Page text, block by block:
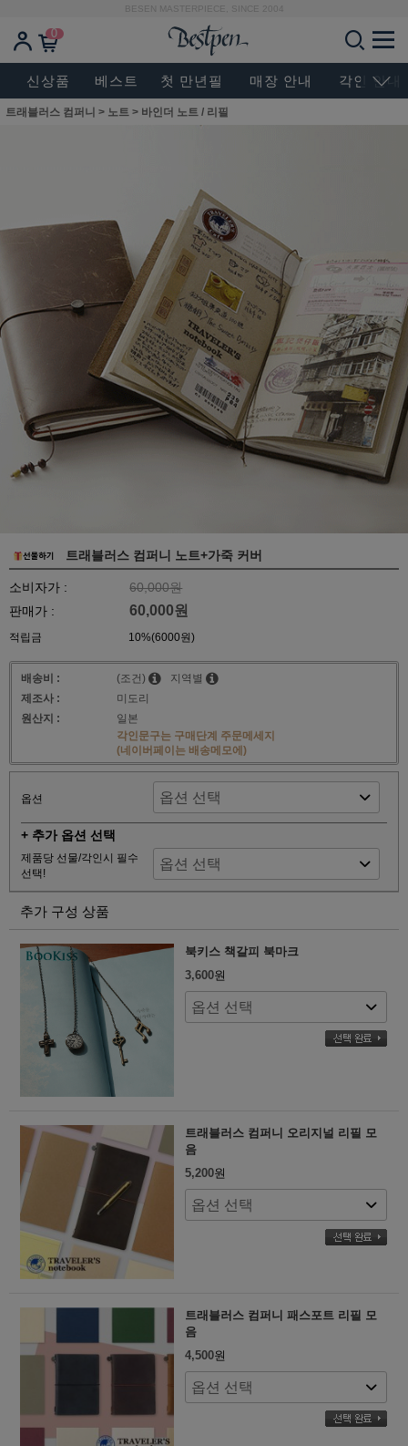
BESEN MASTERPIECE, SINCE 2004
0
신상품 베스트 첫 만년필 매장 안내 각인 안내
트래블러스 컴퍼니 > 노트 > 바인더 노트 / 리필
트래블러스 컴퍼니 노트+가죽 커버
소비자가 :
60,000원
판매가 :
60,000원
적립금 10%(6000원)
배송비 : (조건)
지역별
제조사 :
미도리
원산지 :
일본
각인문구는 구매단계 주문메세지
(네이버페이는 배송메모에)
옵션
+ 추가 옵션 선택
제품당 선물/각인시 필수
선택!
추가 구성 상품
북키스 책갈피 북마크
3,600원
트래블러스 컴퍼니 오리지널 리필 모
음
5,200원
트래블러스 컴퍼니 패스포트 리필 모
음
4,500원